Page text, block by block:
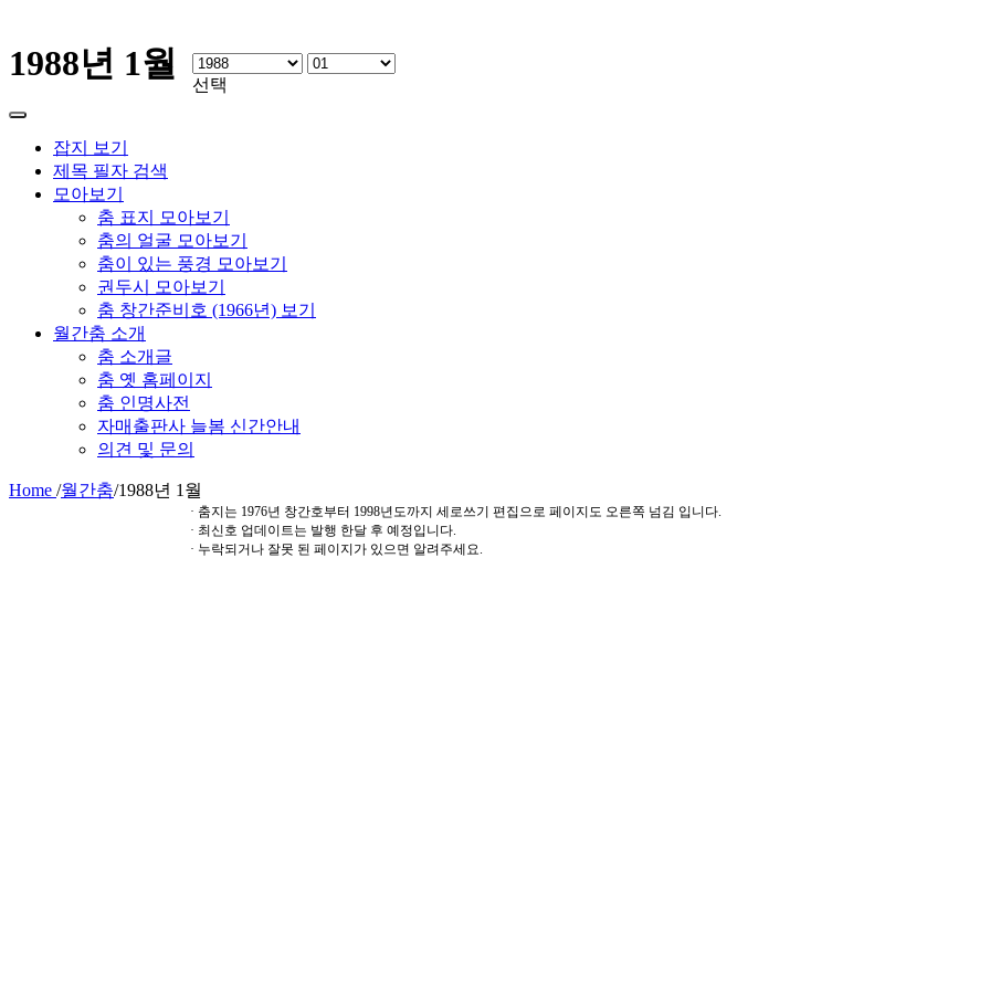
1988년 1월
선택
잡지 보기
제목 필자 검색
모아보기
춤 표지 모아보기
춤의 얼굴 모아보기
춤이 있는 풍경 모아보기
권두시 모아보기
춤 창간준비호 (1966년) 보기
월간춤 소개
춤 소개글
춤 옛 홈페이지
춤 인명사전
자매출판사 늘봄 신간안내
의견 및 문의
Home /월간춤/1988년 1월
· 춤지는 1976년 창간호부터 1998년도까지 세로쓰기 편집으로 페이지도 오른쪽 넘김 입니다.
· 최신호 업데이트는 발행 한달 후 예정입니다.
· 누락되거나 잘못 된 페이지가 있으면 알려주세요.